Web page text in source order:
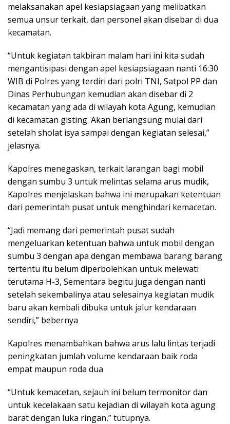
melaksanakan apel kesiapsiagaan yang melibatkan
semua unsur terkait, dan personel akan disebar di dua
kecamatan.
“Untuk kegiatan takbiran malam hari ini kita sudah
mengantisipasi dengan apel kesiapsiagaan nanti 16:30
WIB di Polres yang terdiri dari polri TNI, Satpol PP dan
Dinas Perhubungan kemudian akan disebar di 2
kecamatan yang ada di wilayah kota Agung, kemudian
di kecamatan gisting. Akan berlangsung mulai dari
setelah sholat isya sampai dengan kegiatan selesai,”
jelasnya.
Kapolres menegaskan, terkait larangan bagi mobil
dengan sumbu 3 untuk melintas selama arus mudik,
Kapolres menjelaskan bahwa ini merupakan ketentuan
dari pemerintah pusat untuk menghindari kemacetan.
“Jadi memang dari pemerintah pusat sudah
mengeluarkan ketentuan bahwa untuk mobil dengan
sumbu 3 dengan apa dengan membawa barang barang
tertentu itu belum diperbolehkan untuk melewati
terutama H-3, Sementara begitu juga dengan nanti
setelah sekembalinya atau selesainya kegiatan mudik
baru akan kembali dibuka untuk jalur kendaraan
sendiri,” bebernya
Kapolres menambahkan bahwa arus lalu lintas terjadi
peningkatan jumlah volume kendaraan baik roda
empat maupun roda dua
“Untuk kemacetan, sejauh ini belum termonitor dan
untuk kecelakaan satu kejadian di wilayah kota agung
barat dengan luka ringan,” tutupnya.